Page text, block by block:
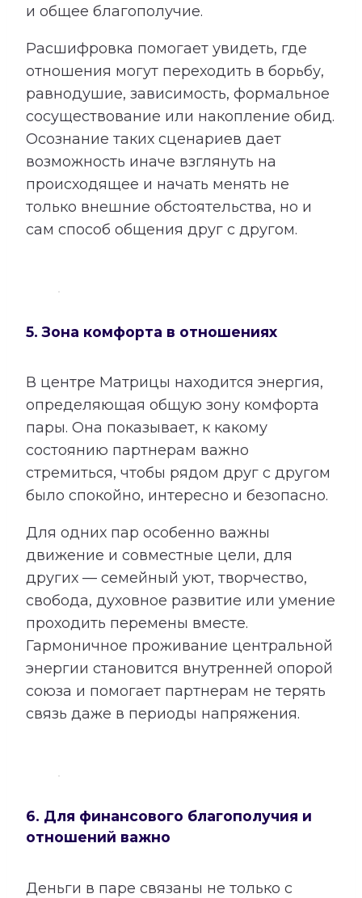
и общее благополучие.
Расшифровка помогает увидеть, где
отношения могут переходить в борьбу,
равнодушие, зависимость, формальное
сосуществование или накопление обид.
Осознание таких сценариев дает
возможность иначе взглянуть на
происходящее и начать менять не
только внешние обстоятельства, но и
сам способ общения друг с другом.
5. Зона комфорта в отношениях
В центре Матрицы находится энергия,
определяющая общую зону комфорта
пары. Она показывает, к какому
состоянию партнерам важно
стремиться, чтобы рядом друг с другом
было спокойно, интересно и безопасно.
Для одних пар особенно важны
движение и совместные цели, для
других — семейный уют, творчество,
свобода, духовное развитие или умение
проходить перемены вместе.
Гармоничное проживание центральной
энергии становится внутренней опорой
союза и помогает партнерам не терять
связь даже в периоды напряжения.
6. Для финансового благополучия и
отношений важно
Деньги в паре связаны не только с